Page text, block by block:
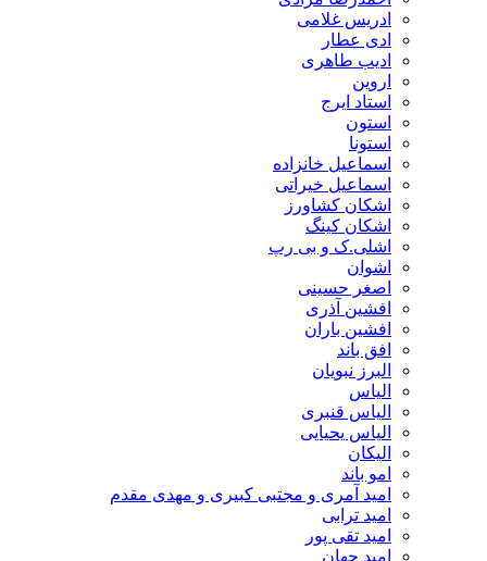
ادریس غلامی
ادی عطار
ادیب طاهری
اروین
استاد ایرج
استون
استونا
اسماعیل خانزاده
اسماعیل خیراتی
اشکان کشاورز
اشکان کینگ
اشلی.ک و بی رپ
اشوان
اصغر حسینی
افشین آذری
افشین باران
افق باند
البرز نبویان
الیاس
الیاس قنبرى
الیاس یحیایی
الیکان
امو باند
امید آمری و مجتبی کبیری و مهدى مقدم
امید ترابی
امید تقی پور
امید جهان